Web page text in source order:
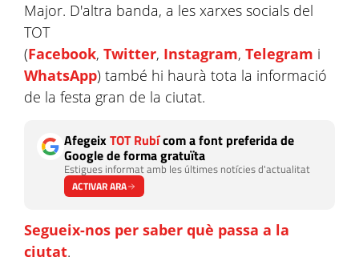
Major. D'altra banda, a les xarxes socials del
TOT
(Facebook, Twitter, Instagram, Telegram i
WhatsApp) també hi haurà tota la informació
de la festa gran de la ciutat.
AfegeixTOT Rubícom a font preferida de
Google de forma gratuïta
Estigues informat amb les últimes notícies d'actualitat
ACTIVAR ARA
Segueix-nos per saber què passa a la
ciutat.